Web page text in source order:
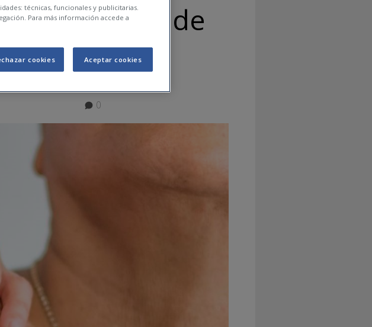
síntomas de
0
técnicas, funcionales y publicitarias.
Para más información accede a
cookies Aceptar cookies